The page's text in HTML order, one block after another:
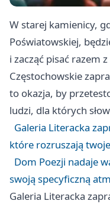
W starej kamienicy,
Poświatowskiej,
i zacząć pisać razem
Częstochowskie
to okazja, by
ludzi, dla których
Galeria Literacka
które rozruszają
Dom Poezji nadaje
swoją specyficzną
Galeria Literacka